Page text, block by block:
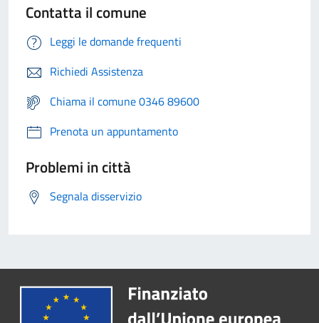
Contatta il comune
Leggi le domande frequenti
Richiedi Assistenza
Chiama il comune 0346 89600
Prenota un appuntamento
Problemi in città
Segnala disservizio